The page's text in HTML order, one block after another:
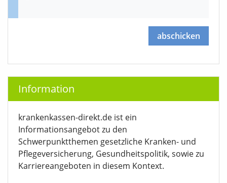
abschicken
Information
krankenkassen-direkt.de ist ein
Informationsangebot zu den
Schwerpunktthemen gesetzliche Kranken- und
Pflegeversicherung, Gesundheitspolitik, sowie zu
Karriereangeboten in diesem Kontext.